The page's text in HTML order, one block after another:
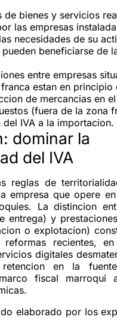
de bienes y servicios
las empresas
necesidades de su
beneficiarse de
entre empresas
estan en principio
de mercancias en
(fuera de la zona
IVA a la importacion.
dominar la
del IVA
reglas de
empresa que opere
La distincion
entrega) y
o explotacion)
recientes,
digitales
en la
fiscal marroqui
elaborado por los